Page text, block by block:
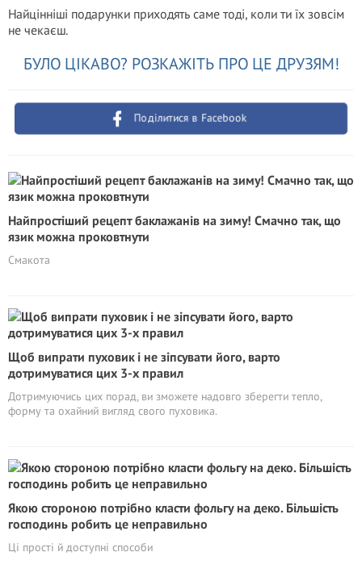
Найцінніші подарунки приходять саме тоді, коли ти їх зовсім
не чекаєш.
БУЛО ЦІКАВО? РОЗКАЖІТЬ ПРО ЦЕ ДРУЗЯМ!
Поділитися в Facebook
Найпростіший рецепт баклажанів на зиму! Смачно так, що
язик можна проковтнути
Смакота
Щоб випрати пуховик і не зіпсувати його, варто
дотримуватися цих 3-х правил
Дотримуючись цих порад, ви зможете надовго зберегти тепло,
форму та охайний вигляд свого пуховика.
Якою стороною потрібно класти фольгу на деко. Більшість
господинь робить це неправильно
Ці прості й доступні способи